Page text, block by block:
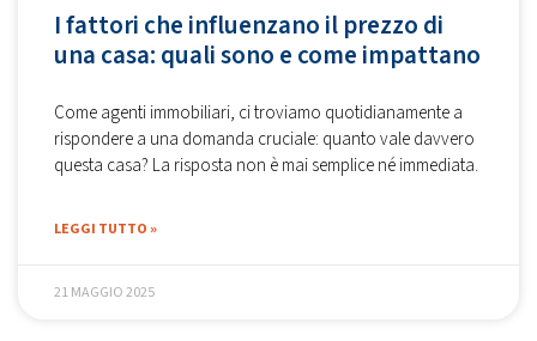
I fattori che influenzano il prezzo di
una casa: quali sono e come impattano
Come agenti immobiliari, ci troviamo quotidianamente a
rispondere a una domanda cruciale: quanto vale davvero
questa casa? La risposta non è mai semplice né immediata.
LEGGI TUTTO »
21 MAGGIO 2025